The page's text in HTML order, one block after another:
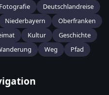
Fotografie
Deutschlandreise
Niederbayern
Oberfranken
Kultur
Geschichte
Weg Pfad